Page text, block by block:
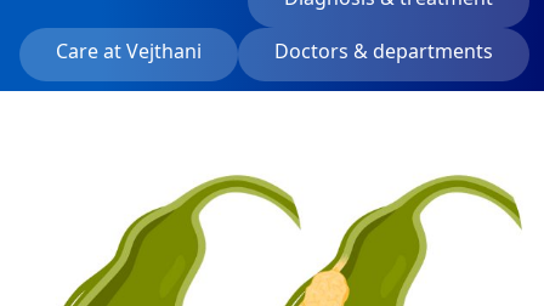
Doctors & departments
Care at Vejthani